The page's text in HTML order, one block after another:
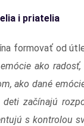
i priatelia
formovať od
ako
ako dané
deti začínajú
s kontrolou